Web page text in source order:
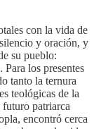
con la vida de
y oración, y
su pueblo:
los presentes
tanto la ternura
teológicas de la
patriarca
encontró cerca